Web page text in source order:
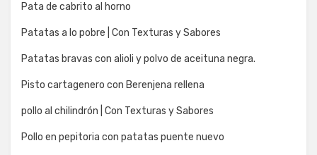
Pata de cabrito al horno
Patatas a lo pobre | Con Texturas y Sabores
Patatas bravas con alioli y polvo de aceituna negra.
Pisto cartagenero con Berenjena rellena
pollo al chilindrón | Con Texturas y Sabores
Pollo en pepitoria con patatas puente nuevo